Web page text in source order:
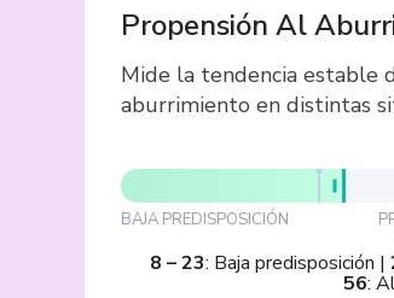
Propensión Al
Mide la tendencia estable
aburrimiento en distintas
BAJA PREDISPOSICIÓN
8 –23: Baja predisposición |
56: